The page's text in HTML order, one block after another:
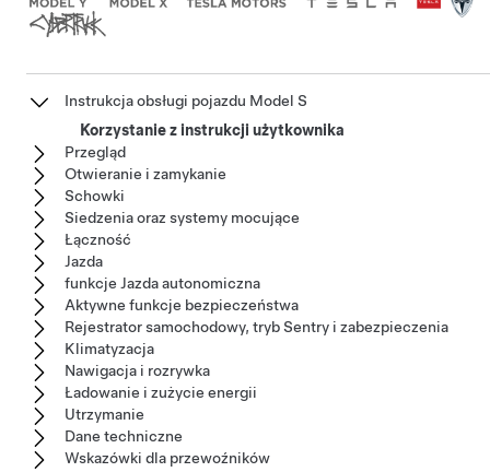
Instrukcja obsługi pojazdu Model S
Korzystanie z instrukcji użytkownika
Przegląd
Otwieranie i zamykanie
Schowki
Siedzenia oraz systemy mocujące
Łączność
Jazda
funkcje Jazda autonomiczna
Aktywne funkcje bezpieczeństwa
Rejestrator samochodowy, tryb Sentry i zabezpieczenia
Klimatyzacja
Nawigacja i rozrywka
Ładowanie i zużycie energii
Utrzymanie
Dane techniczne
Wskazówki dla przewoźników